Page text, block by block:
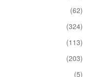
(62)
(324)
(113)
(203)
(5)